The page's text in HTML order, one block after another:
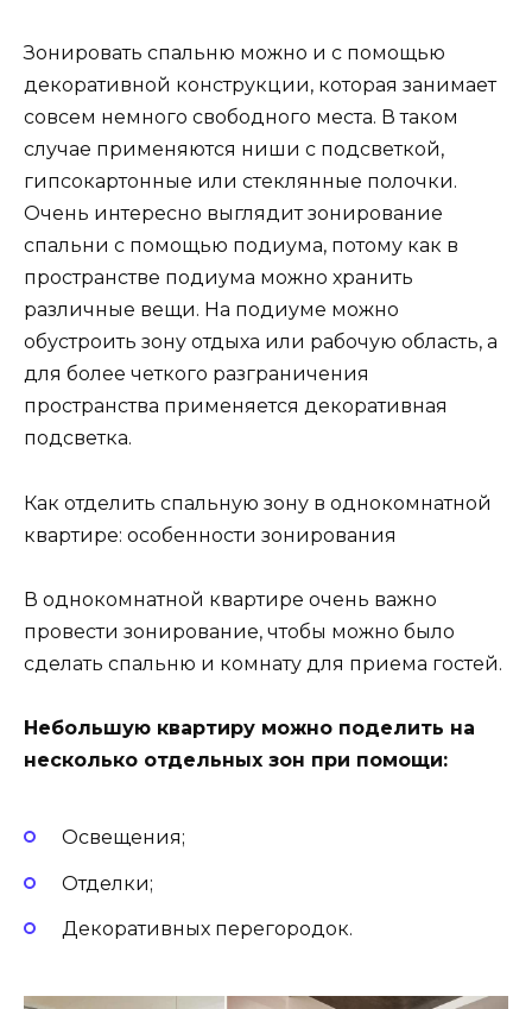
Зонировать спальню можно и с помощью
декоративной конструкции, которая занимает
совсем немного свободного места. В таком
случае применяются ниши с подсветкой,
гипсокартонные или стеклянные полочки.
Очень интересно выглядит зонирование
спальни с помощью подиума, потому как в
пространстве подиума можно хранить
различные вещи. На подиуме можно
обустроить зону отдыха или рабочую область, а
для более четкого разграничения
пространства применяется декоративная
подсветка.
Как отделить спальную зону в однокомнатной
квартире: особенности зонирования
В однокомнатной квартире очень важно
провести зонирование, чтобы можно было
сделать спальню и комнату для приема гостей.
Небольшую квартиру можно поделить на
несколько отдельных зон при помощи:
Освещения;
Отделки;
Декоративных перегородок.